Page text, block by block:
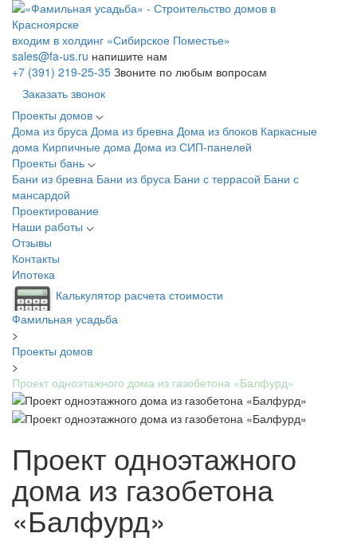
входим в холдинг «Сибирское Поместье»
sales@fa-us.ru напишите нам
+7 (391) 219-25-35 Звоните по любым вопросам
Заказать звонок
Проекты домов
Дома из бруса Дома из бревна Дома из блоков Каркасные
дома Кирпичные дома Дома из СИП-панелей
Проекты бань
Бани из бревна Бани из бруса Бани с террасой Бани с
мансардой
Проектирование
Наши работы
Отзывы
Контакты
Ипотека
Калькулятор расчета стоимости
Фамильная усадьба
>
Проекты домов
>
Проект одноэтажного дома из газобетона «Балфурд»
Проект одноэтажного
дома из газобетона
«Балфурд»